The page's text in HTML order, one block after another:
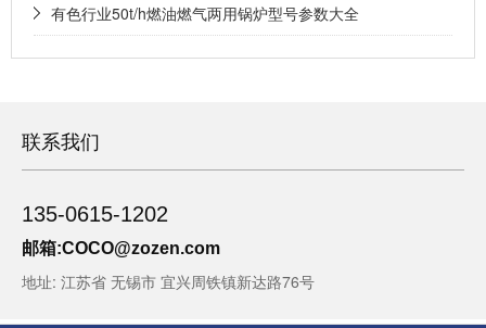
有色行业50t/h燃油燃气两用锅炉型号参数大全
联系我们
135-0615-1202
邮箱:COCO@zozen.com
地址: 江苏省 无锡市 宜兴周铁镇新达路76号